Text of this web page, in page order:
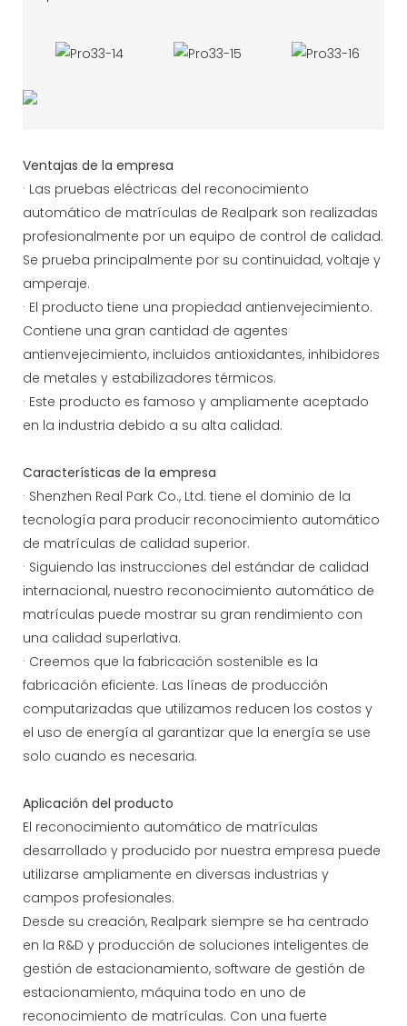
Ventajas de la empresa
· Las pruebas eléctricas del reconocimiento
automático de matrículas de Realpark son realizadas
profesionalmente por un equipo de control de calidad.
Se prueba principalmente por su continuidad, voltaje y
amperaje.
· El producto tiene una propiedad antienvejecimiento.
Contiene una gran cantidad de agentes
antienvejecimiento, incluidos antioxidantes, inhibidores
de metales y estabilizadores térmicos.
· Este producto es famoso y ampliamente aceptado
en la industria debido a su alta calidad.
Características de la empresa
· Shenzhen Real Park Co., Ltd. tiene el dominio de la
tecnología para producir reconocimiento automático
de matrículas de calidad superior.
· Siguiendo las instrucciones del estándar de calidad
internacional, nuestro reconocimiento automático de
matrículas puede mostrar su gran rendimiento con
una calidad superlativa.
· Creemos que la fabricación sostenible es la
fabricación eficiente. Las líneas de producción
computarizadas que utilizamos reducen los costos y
el uso de energía al garantizar que la energía se use
solo cuando es necesaria.
Aplicación del producto
El reconocimiento automático de matrículas
desarrollado y producido por nuestra empresa puede
utilizarse ampliamente en diversas industrias y
campos profesionales.
Desde su creación, Realpark siempre se ha centrado
en la R&D y producción de soluciones inteligentes de
gestión de estacionamiento, software de gestión de
estacionamiento, máquina todo en uno de
reconocimiento de matrículas. Con una fuerte